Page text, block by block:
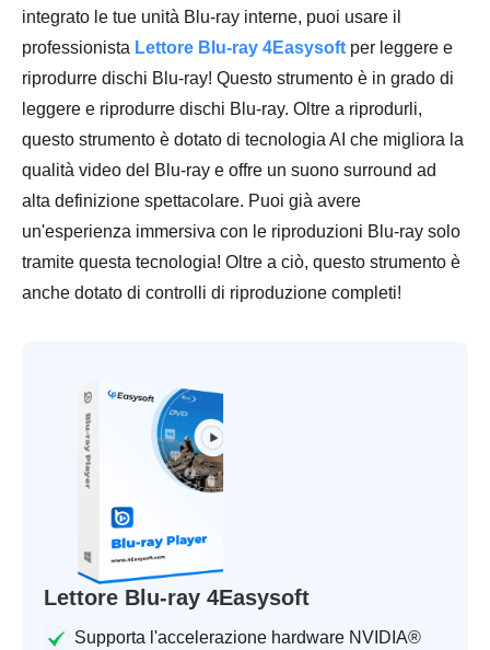
integrato le tue unità Blu-ray interne, puoi usare il
professionista Lettore Blu-ray 4Easysoft per leggere e
riprodurre dischi Blu-ray! Questo strumento è in grado di
leggere e riprodurre dischi Blu-ray. Oltre a riprodurli,
questo strumento è dotato di tecnologia AI che migliora la
qualità video del Blu-ray e offre un suono surround ad
alta definizione spettacolare. Puoi già avere
un'esperienza immersiva con le riproduzioni Blu-ray solo
tramite questa tecnologia! Oltre a ciò, questo strumento è
anche dotato di controlli di riproduzione completi!
Lettore Blu-ray 4Easysoft
Supporta l'accelerazione hardware NVIDIA®